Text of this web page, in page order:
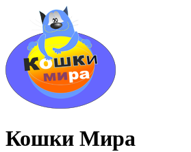
Кошки Мира